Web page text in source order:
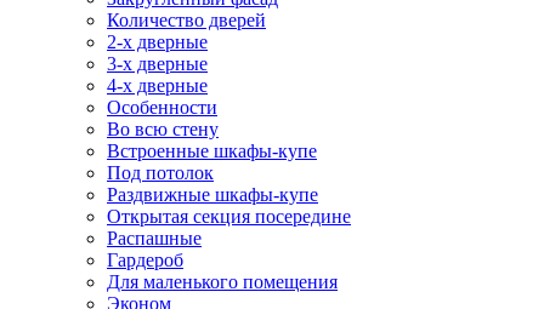
Количество дверей
2-х дверные
3-х дверные
4-х дверные
Особенности
Во всю стену
Встроенные шкафы-купе
Под потолок
Раздвижные шкафы-купе
Открытая секция посередине
Распашные
Гардероб
Для маленького помещения
Эконом